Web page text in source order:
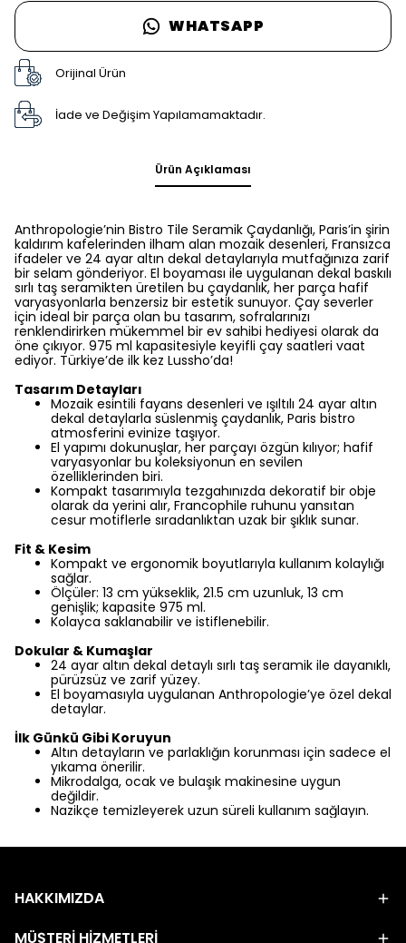
WHATSAPP
Orijinal Ürün
İade ve Değişim Yapılamamaktadır.
Ürün Açıklaması
Anthropologie’nin Bistro Tile Seramik Çaydanlığı, Paris’in şirin
kaldırım kafelerinden ilham alan mozaik desenleri, Fransızca
ifadeler ve 24 ayar altın dekal detaylarıyla mutfağınıza zarif
bir selam gönderiyor. El boyaması ile uygulanan dekal baskılı
sırlı taş seramikten üretilen bu çaydanlık, her parça hafif
varyasyonlarla benzersiz bir estetik sunuyor. Çay severler
için ideal bir parça olan bu tasarım, sofralarınızı
renklendirirken mükemmel bir ev sahibi hediyesi olarak da
öne çıkıyor. 975 ml kapasitesiyle keyifli çay saatleri vaat
ediyor. Türkiye’de ilk kez Lussho’da!
Tasarım Detayları
Mozaik esintili fayans desenleri ve ışıltılı 24 ayar altın
dekal detaylarla süslenmiş çaydanlık, Paris bistro
atmosferini evinize taşıyor.
El yapımı dokunuşlar, her parçayı özgün kılıyor; hafif
varyasyonlar bu koleksiyonun en sevilen
özelliklerinden biri.
Kompakt tasarımıyla tezgahınızda dekoratif bir obje
olarak da yerini alır, Francophile ruhunu yansıtan
cesur motiflerle sıradanlıktan uzak bir şıklık sunar.
Fit & Kesim
Kompakt ve ergonomik boyutlarıyla kullanım kolaylığı
sağlar.
Ölçüler: 13 cm yükseklik, 21.5 cm uzunluk, 13 cm
genişlik; kapasite 975 ml.
Kolayca saklanabilir ve istiflenebilir.
Dokular & Kumaşlar
24 ayar altın dekal detaylı sırlı taş seramik ile dayanıklı,
pürüzsüz ve zarif yüzey.
El boyamasıyla uygulanan Anthropologie’ye özel dekal
detaylar.
İlk Günkü Gibi Koruyun
Altın detayların ve parlaklığın korunması için sadece el
yıkama önerilir.
Mikrodalga, ocak ve bulaşık makinesine uygun
değildir.
Nazikçe temizleyerek uzun süreli kullanım sağlayın.
HAKKIMIZDA
MÜŞTERİ HİZMETLERİ